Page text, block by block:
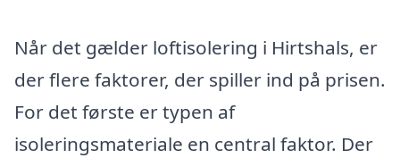
Når det gælder loftisolering i Hirtshals, er
der flere faktorer, der spiller ind på prisen.
For det første er typen af
isoleringsmateriale en central faktor. Der